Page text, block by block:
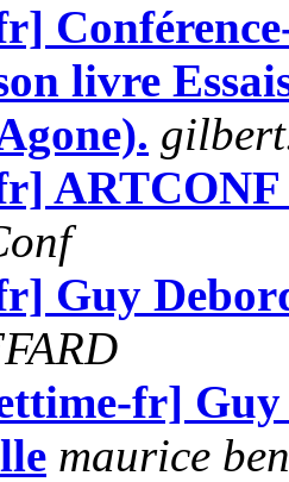
livre
ARTCONF
Guy
fr] Guy
maurice